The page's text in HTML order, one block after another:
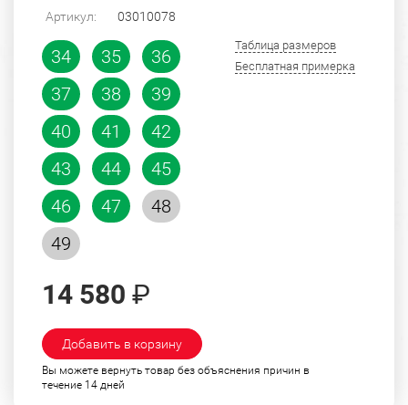
Артикул: 03010078
34 35
36
37
38
39
40
41
42
43
44
45
46
47
48
49
Таблица размеров
Бесплатная примерка
14 580 ₽
Добавить в корзину
Вы можете вернуть товар без объяснения причин в
течение 14 дней